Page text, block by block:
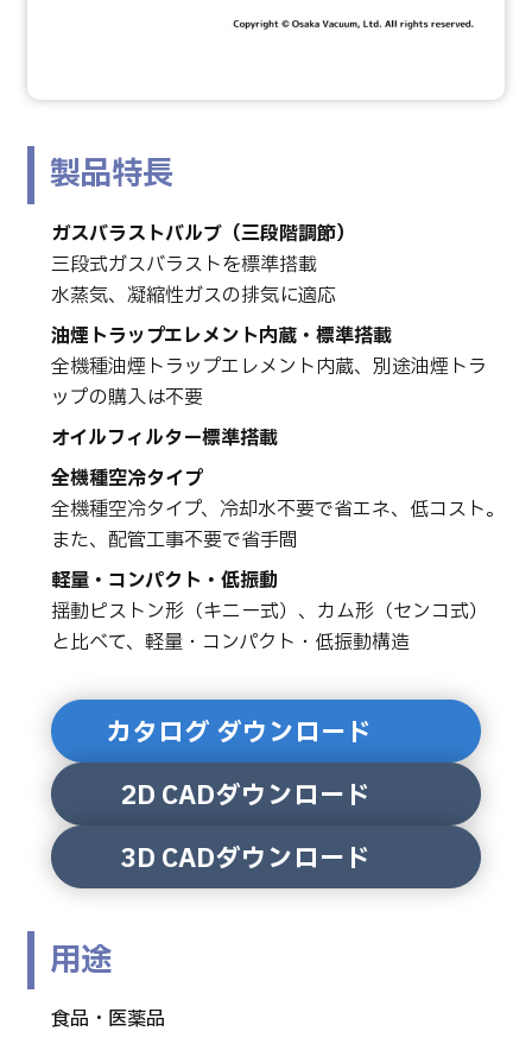
製品特長
ガスバラストバルブ（三段階調節）
三段式ガスバラストを標準搭載
水蒸気、凝縮性ガスの排気に適応
油煙トラップエレメント内蔵・標準搭載
全機種油煙トラップエレメント内蔵、別途油煙トラ
ップの購入は不要
オイルフィルター標準搭載
全機種空冷タイプ
全機種空冷タイプ、冷却水不要で省エネ、低コスト。
また、配管工事不要で省手間
軽量・コンパクト・低振動
揺動ピストン形（キニー式）、カム形（センコ式）
と比べて、軽量・コンパクト・低振動構造
カタログ ダウンロード
2D CADダウンロード
3D CADダウンロード
用途
食品・医薬品